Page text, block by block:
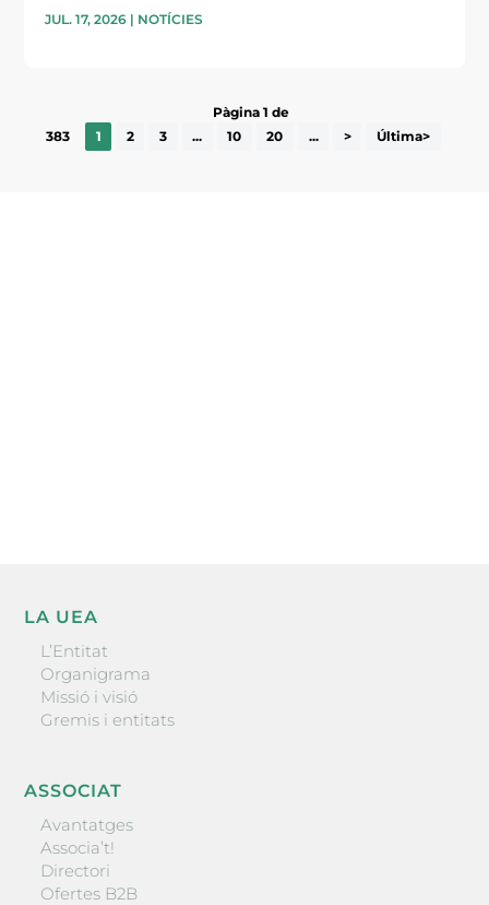
JUL. 17, 2026 | NOTÍCIES
Pàgina 1 de
383
1 2 3 ... 10 20 ... > Última>
LA UEA
L’Entitat
Organigrama
Missió i visió
Gremis i entitats
ASSOCIAT
Avantatges
Associa’t!
Directori
Ofertes B2B